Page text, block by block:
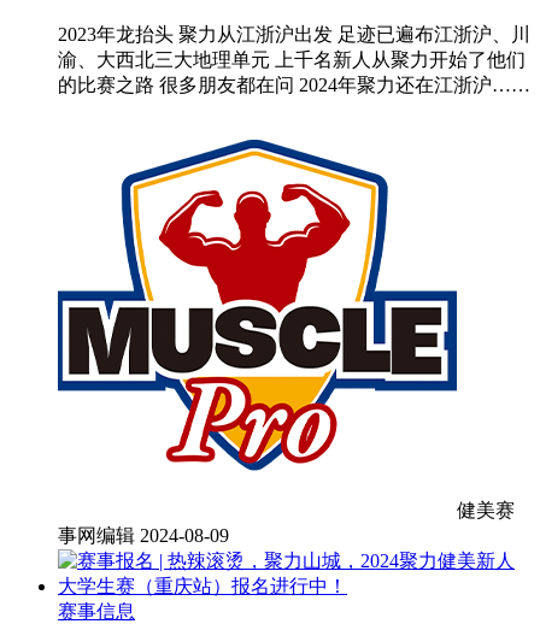
2023年龙抬头 聚力从江浙沪出发 足迹已遍布江浙沪、川
渝、大西北三大地理单元 上千名新人从聚力开始了他们
的比赛之路 很多朋友都在问 2024年聚力还在江浙沪……
健美赛
事网编辑 2024-08-09
赛事信息